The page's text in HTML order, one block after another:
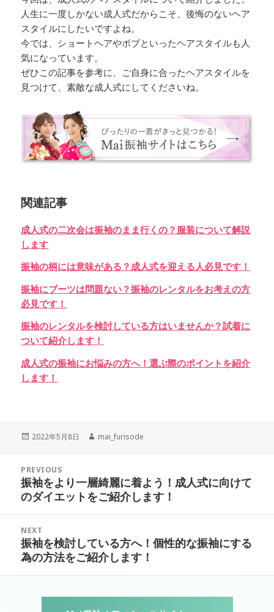
人生に一度しかない成人式だからこそ、後悔のないヘア
スタイルにしたいですよね。
今では、ショートヘアやボブといったヘアスタイルも人
気になっています。
ぜひこの記事を参考に、ご自身に合ったヘアスタイルを
見つけて、素敵な成人式にしてくださいね。
関連記事
成人式の二次会は振袖のまま行くの？服装について解説
します
振袖の柄には意味がある？成人式を迎える人必見です！
振袖にブーツは問題ない？振袖のレンタルをお考えの方
必見です！
振袖のレンタルを検討している方はいませんか？試着に
ついて紹介します！
成人式の振袖にお悩みの方へ！選ぶ際のポイントを紹介
します！
Posted
2022年5月8日 Author
mai_furisode
ン
PREVIOUS
Previous
post:
振袖をより一層綺麗に着よう！成人式に向けて
のダイエットをご紹介します！
NEXT
Next
post:
振袖を検討している方へ！個性的な振袖にする
為の方法をご紹介します！